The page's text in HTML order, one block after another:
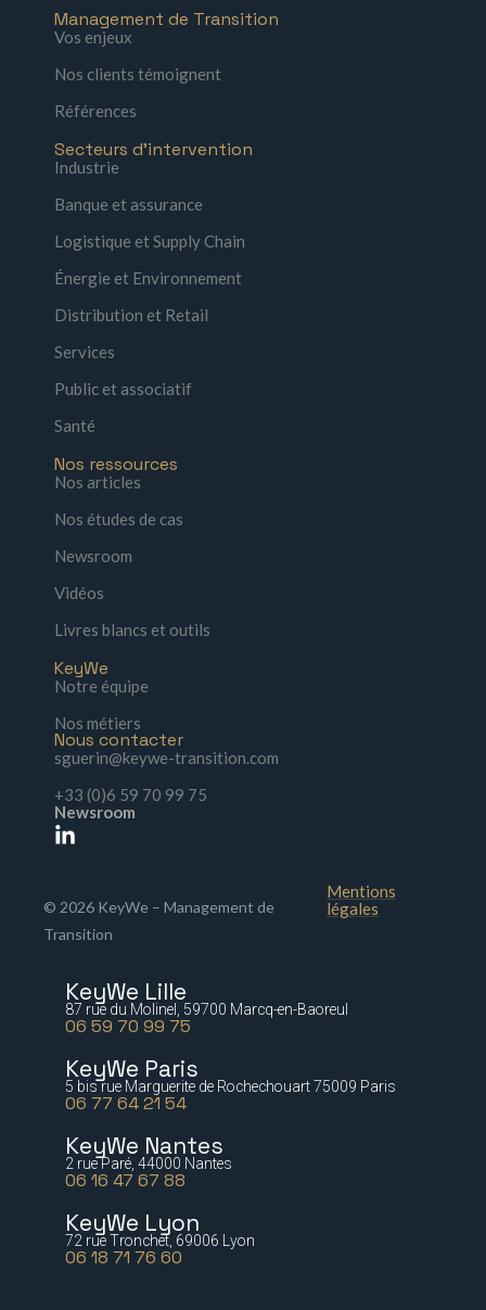
Management de Transition
Vos enjeux
Nos clients témoignent
Références
Secteurs d'intervention
Industrie
Banque et assurance
Logistique et Supply Chain
Énergie et Environnement
Distribution et Retail
Services
Public et associatif
Santé
Nos ressources
Nos articles
Nos études de cas
Newsroom
Vidéos
Livres blancs et outils
KeyWe
Notre équipe
Nos métiers
Nous contacter
sguerin@keywe-transition.com
+33 (0)6 59 70 99 75
Newsroom
© 2026 KeyWe – Management de
Transition
Mentions
légales
KeyWe Lille
87 rue du Molinel, 59700 Marcq-en-Baoreul
06 59 70 99 75
KeyWe Paris
5 bis rue Marguerite de Rochechouart 75009 Paris
06 77 64 21 54
KeyWe Nantes
2 rue Paré, 44000 Nantes
06 16 47 67 88
KeyWe Lyon
72 rue Tronchet, 69006 Lyon
06 18 71 76 60